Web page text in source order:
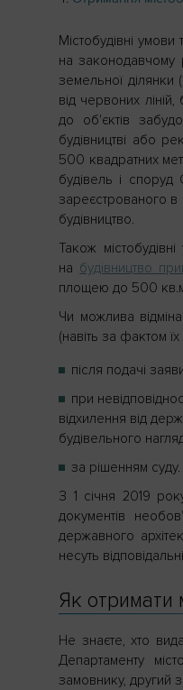
Містобудівні
на законодавчому
земельної ділянки
від червоних
до об'єктів
будівництві або
500 квадратних
будівель і споруд
зареєстрованого в
будівництво.
Також
на будівництво
площею до 500
Чи можлива
(навіть за фактом
після подачі
при
відхилення від
будівельного
за рішенням суду.
З 1 січня 2019
документів
державного
несуть
Як отримати
Не знаєте, хто
Департаменту
замовнику, другий